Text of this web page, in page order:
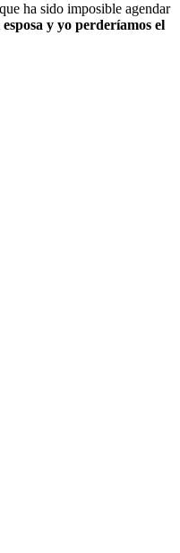
ha sido imposible agendar
y yo perderíamos el